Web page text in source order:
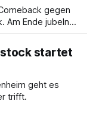
gegen
Am Ende jubeln
startet
geht es
trifft.